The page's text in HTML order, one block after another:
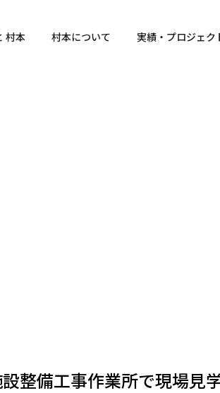
村本 村本について 実績・プロジェク
整備工事作業所で現場見